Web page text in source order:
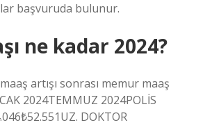
başvuruda bulunur.
ne kadar 2024?
artışı sonrası memur maaş
2024TEMMUZ 2024POLİS
DOKTOR